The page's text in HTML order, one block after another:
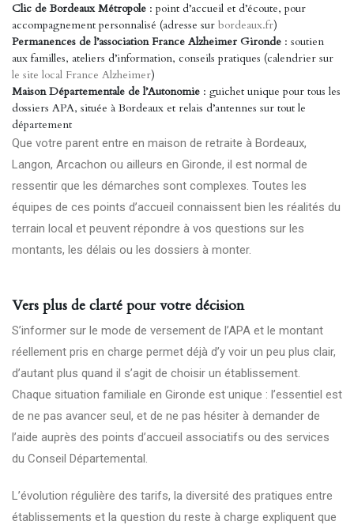
Clic de Bordeaux Métropole : point d’accueil et d’écoute, pour
accompagnement personnalisé (adresse sur bordeaux.fr)
Permanences de l’association France Alzheimer Gironde : soutien
aux familles, ateliers d’information, conseils pratiques (calendrier sur
le site local France Alzheimer)
Maison Départementale de l’Autonomie : guichet unique pour tous les
dossiers APA, située à Bordeaux et relais d’antennes sur tout le
département
Que votre parent entre en maison de retraite à Bordeaux,
Langon, Arcachon ou ailleurs en Gironde, il est normal de
ressentir que les démarches sont complexes. Toutes les
équipes de ces points d’accueil connaissent bien les réalités du
terrain local et peuvent répondre à vos questions sur les
montants, les délais ou les dossiers à monter.
Vers plus de clarté pour votre décision
S’informer sur le mode de versement de l’APA et le montant
réellement pris en charge permet déjà d’y voir un peu plus clair,
d’autant plus quand il s’agit de choisir un établissement.
Chaque situation familiale en Gironde est unique : l’essentiel est
de ne pas avancer seul, et de ne pas hésiter à demander de
l’aide auprès des points d’accueil associatifs ou des services
du Conseil Départemental.
L’évolution régulière des tarifs, la diversité des pratiques entre
établissements et la question du reste à charge expliquent que